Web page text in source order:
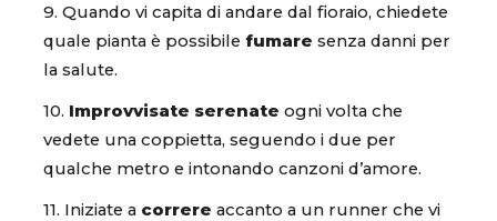
9. Quando vi capita di andare dal fioraio, chiedete
quale pianta è possibile fumare senza danni per
la salute.
10. Improvvisate serenate ogni volta che
vedete una coppietta, seguendo i due per
qualche metro e intonando canzoni d’amore.
11. Iniziate a correre accanto a un runner che vi